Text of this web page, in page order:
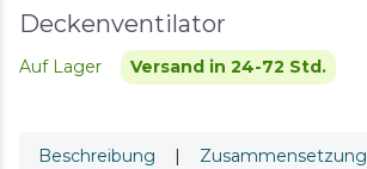
Deckenventilator
Auf Lager Versand in 24-72 Std.
Beschreibung | Zusammensetzung